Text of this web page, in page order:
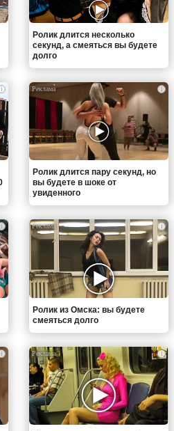
Ролик длится несколько
секунд, а смеяться вы будете
долго
i i
Ролик длится пару секунд, но
вы будете в шоке от
увиденного
i i
Ролик из Омска: вы будете
смеяться долго
i i